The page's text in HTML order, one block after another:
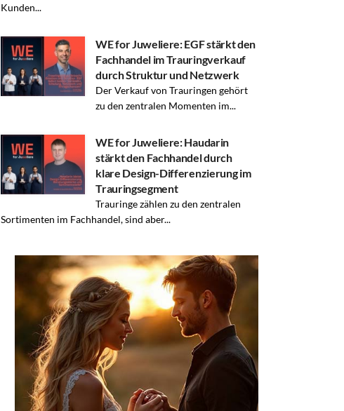
Kunden...
WE for Juweliere: EGF stärkt den
Fachhandel im Trauringverkauf
durch Struktur und Netzwerk
Der Verkauf von Trauringen gehört
zu den zentralen Momenten im...
WE for Juweliere: Haudarin
stärkt den Fachhandel durch
klare Design-Differenzierung im
Trauringsegment
Trauringe zählen zu den zentralen
Sortimenten im Fachhandel, sind aber...